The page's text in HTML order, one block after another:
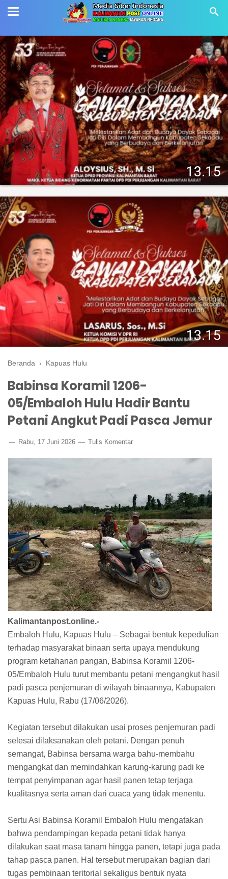
Beranda › Kapuas Hulu
Babinsa Koramil 1206-
05/Embaloh Hulu Hadir Bantu
Petani Angkut Padi Pasca Jemur
Rabu, 17 Juni 2026 Tulis Komentar
Kalimantanpost.online.-
Embaloh Hulu, Kapuas Hulu – Sebagai bentuk kepedulian
terhadap masyarakat binaan serta upaya mendukung
program ketahanan pangan, Babinsa Koramil 1206-
05/Embaloh Hulu turut membantu petani mengangkut hasil
padi pasca penjemuran di wilayah binaannya, Kabupaten
Kapuas Hulu, Rabu (17/06/2026).
Kegiatan tersebut dilakukan usai proses penjemuran padi
selesai dilaksanakan oleh petani. Dengan penuh
semangat, Babinsa bersama warga bahu-membahu
mengangkat dan memindahkan karung-karung padi ke
tempat penyimpanan agar hasil panen tetap terjaga
kualitasnya serta aman dari cuaca yang tidak menentu.
Sertu Asi Babinsa Koramil Embaloh Hulu mengatakan
bahwa pendampingan kepada petani tidak hanya
dilakukan saat masa tanam hingga panen, tetapi juga pada
tahap pasca panen. Hal tersebut merupakan bagian dari
tugas pembinaan teritorial sekaligus bentuk nyata